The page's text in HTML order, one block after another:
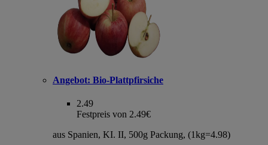
Angebot: Bio-Plattpfirsiche
2.49
Festpreis von 2.49€
aus Spanien, KI. II, 500g Packung, (1kg=4.98)